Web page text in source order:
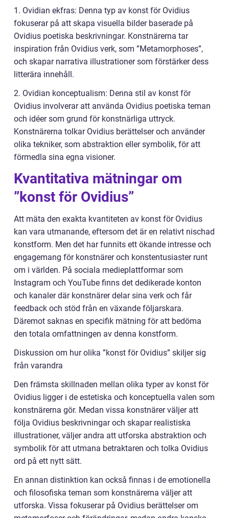
1. Ovidian ekfras: Denna typ av konst för Ovidius
fokuserar på att skapa visuella bilder baserade på
Ovidius poetiska beskrivningar. Konstnärerna tar
inspiration från Ovidius verk, som ”Metamorphoses”,
och skapar narrativa illustrationer som förstärker dess
litterära innehåll.
2. Ovidian konceptualism: Denna stil av konst för
Ovidius involverar att använda Ovidius poetiska teman
och idéer som grund för konstnärliga uttryck.
Konstnärerna tolkar Ovidius berättelser och använder
olika tekniker, som abstraktion eller symbolik, för att
förmedla sina egna visioner.
Kvantitativa mätningar om
”konst för Ovidius”
Att mäta den exakta kvantiteten av konst för Ovidius
kan vara utmanande, eftersom det är en relativt nischad
konstform. Men det har funnits ett ökande intresse och
engagemang för konstnärer och konstentusiaster runt
om i världen. På sociala medieplattformar som
Instagram och YouTube finns det dedikerade konton
och kanaler där konstnärer delar sina verk och får
feedback och stöd från en växande följarskara.
Däremot saknas en specifik mätning för att bedöma
den totala omfattningen av denna konstform.
Diskussion om hur olika ”konst för Ovidius” skiljer sig
från varandra
Den främsta skillnaden mellan olika typer av konst för
Ovidius ligger i de estetiska och konceptuella valen som
konstnärerna gör. Medan vissa konstnärer väljer att
följa Ovidius beskrivningar och skapar realistiska
illustrationer, väljer andra att utforska abstraktion och
symbolik för att utmana betraktaren och tolka Ovidius
ord på ett nytt sätt.
En annan distinktion kan också finnas i de emotionella
och filosofiska teman som konstnärerna väljer att
utforska. Vissa fokuserar på Ovidius berättelser om